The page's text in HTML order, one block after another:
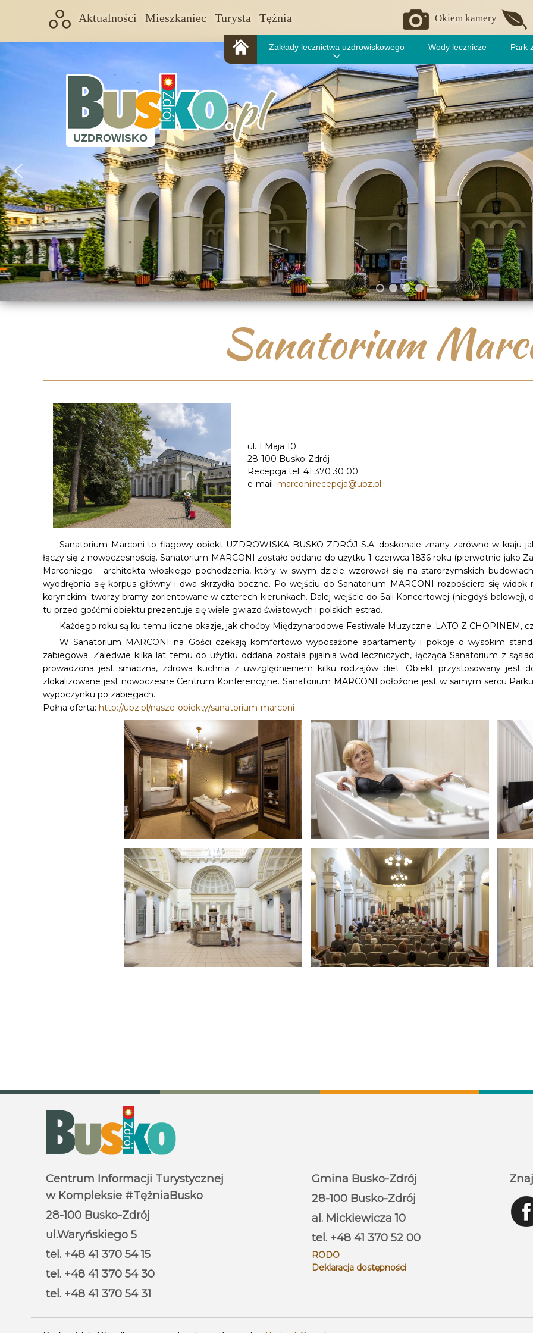
Aktualności Mieszkaniec Turysta Tężnia Okiem kamery
UZDROWISKO
Zakłady lecznictwa uzdrowiskowego Wody lecznicze Park
Sanatorium
ul. 1 Maja 10
28-100 Busko-Zdrój
Recepcja tel. 41 370 30 00
e-mail: marconi.recepcja@ubz.pl
Sanatorium Marconi to flagowy obiekt UZDROWISKA BUSKO-ZDRÓJ S.A. doskonale znany zarówno w kraju
łączy się z nowoczesnością. Sanatorium MARCONI zostało oddane do użytku 1 czerwca 1836 roku (pierwotnie jako
Marconiego - architekta włoskiego pochodzenia, który w swym dziele wzorował się na starorzymskich
wyodrębnia się korpus główny i dwa skrzydła boczne. Po wejściu do Sanatorium MARCONI rozpościera się
korynckimi tworzy bramy zorientowane w czterech kierunkach. Dalej wejście do Sali Koncertowej (niegdyś balowej),
tu przed gośćmi obiektu prezentuje się wiele gwiazd światowych i polskich estrad.
Każdego roku są ku temu liczne okazje, jak choćby Międzynarodowe Festiwale Muzyczne: LATO Z CHOPINEM,
W Sanatorium MARCONI na Gości czekają komfortowo wyposażone apartamenty i pokoje o wysokim
zabiegowa. Zaledwie kilka lat temu do użytku oddana została pijalnia wód leczniczych, łącząca Sanatorium z
prowadzona jest smaczna, zdrowa kuchnia z uwzględnieniem kilku rodzajów diet. Obiekt przystosowany jest
zlokalizowane jest nowoczesne Centrum Konferencyjne. Sanatorium MARCONI położone jest w samym sercu
wypoczynku po zabiegach.
Pełna oferta: http://ubz.pl/nasze-obiekty/sanatorium-marconi
Centrum Informacji Turystycznej
w Kompleksie #TężniaBusko
28-100 Busko-Zdrój
ul.Waryńskiego 5
tel. +48 41 370 54 15
tel. +48 41 370 54 30
tel. +48 41 370 54 31
Gmina Busko-Zdrój
28-100 Busko-Zdrój
al. Mickiewicza 10
tel. +48 41 370 52 00
RODO
Deklaracja dostępności